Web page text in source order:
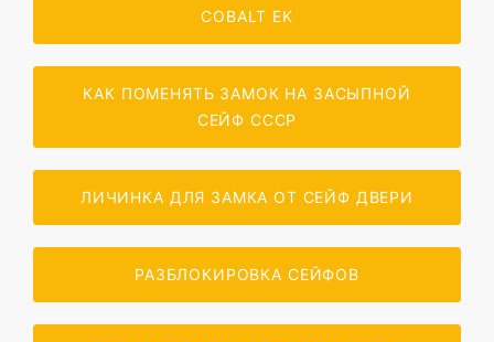
COBALT EK
КАК ПОМЕНЯТЬ ЗАМОК НА ЗАСЫПНОЙ
СЕЙФ СССР
ЛИЧИНКА ДЛЯ ЗАМКА ОТ СЕЙФ ДВЕРИ
РАЗБЛОКИРОВКА СЕЙФОВ